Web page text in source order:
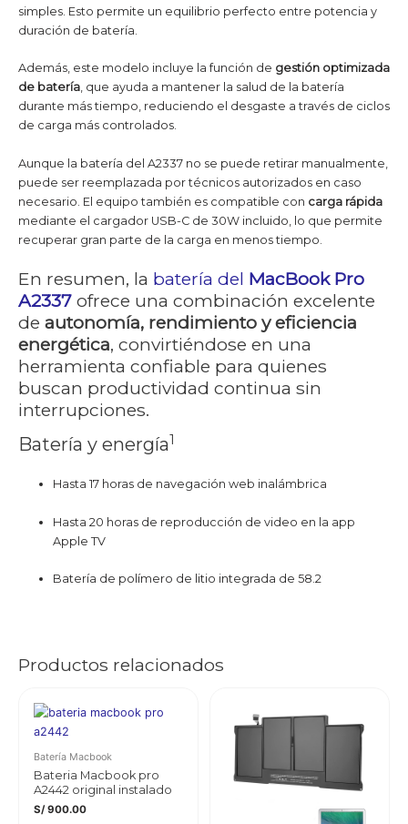
simples. Esto permite un equilibrio perfecto entre potencia y
duración de batería.
Además, este modelo incluye la función de gestión optimizada
de batería, que ayuda a mantener la salud de la batería
durante más tiempo, reduciendo el desgaste a través de ciclos
de carga más controlados.
Aunque la batería del A2337 no se puede retirar manualmente,
puede ser reemplazada por técnicos autorizados en caso
necesario. El equipo también es compatible con carga rápida
mediante el cargador USB-C de 30W incluido, lo que permite
recuperar gran parte de la carga en menos tiempo.
En resumen, la batería del MacBook Pro
A2337 ofrece una combinación excelente
de autonomía, rendimiento y eficiencia
energética, convirtiéndose en una
herramienta confiable para quienes
buscan productividad continua sin
interrupciones.
Batería y energía1
Hasta 17 horas de navegación web inalámbrica
Hasta 20 horas de reproducción de video en la app
Apple TV
Batería de polímero de litio integrada de 58.2
Productos relacionados
Batería Macbook
Bateria Macbook pro
A2442 original instalado
S/900.00